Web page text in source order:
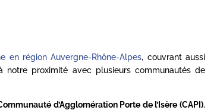
en région Auvergne-Rhône-Alpes, couvrant aussi
proximité avec plusieurs communautés de
d’Agglomération Porte de l’Isère (CAPI),